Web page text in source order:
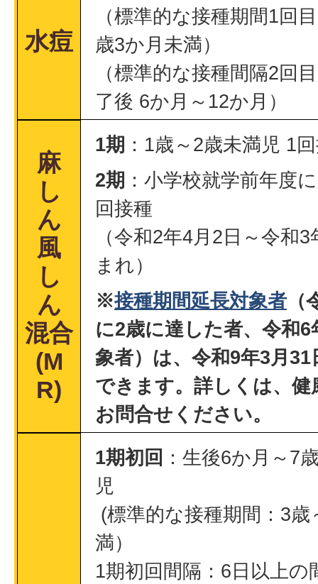
水痘
（標準的な接種期間1回
歳3か月未満）
（標準的な接種間隔2回
了後 6か月～12か月）
麻
し
ん
風
し
ん
混合
(M
R)
1期 ：1歳～2歳未満児 1
2期 ：小学校就学前年度
回接種
（令和2年4月2日～令和
まれ）
※接種期間延長対象者
に2歳に達した者、令和6
象者）は、令和9年3月31
できます。詳しくは、健
お問合せください。
1期初回 ：生後6か月～7
児
(標準的な接種期間：3歳
満）
1期初回間隔：6日以上の